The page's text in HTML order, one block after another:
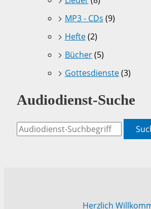
MP3 - CDs (9)
Hefte(2)
Bücher(5)
Gottesdienste(3)
Audiodienst-Suche
Herzlich